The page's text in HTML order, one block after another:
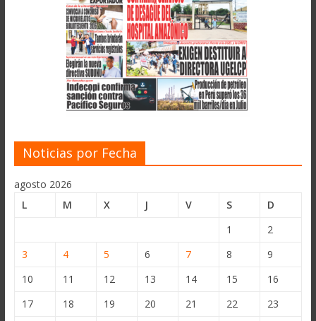
Noticias por Fecha
agosto 2026
L
M X J V S
D
1
2
3
4 5 6 7 8
9
10
11 12 13 14 15
16
17
18 19 20 21 22
23